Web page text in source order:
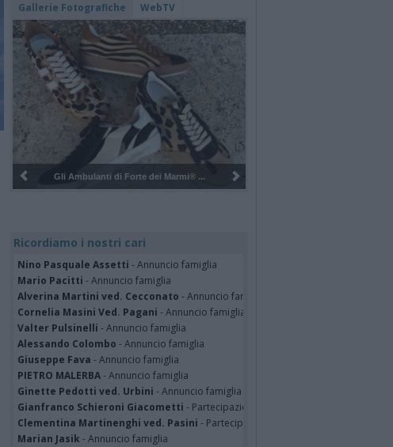
Gallerie Fotografiche WebTV
Pulizia del bosco del Rugareto a ...
Ricordiamo i nostri cari
Nino Pasquale Assetti - Annuncio famiglia
Mario Pacitti - Annuncio famiglia
Alverina Martini ved. Cecconato - Annuncio famiglia
Cornelia Masini Ved. Pagani - Annuncio famiglia
Valter Pulsinelli - Annuncio famiglia
Alessando Colombo - Annuncio famiglia
Giuseppe Fava - Annuncio famiglia
PIETRO MALERBA- Annuncio famiglia
Ginette Pedotti ved. Urbini - Annuncio famiglia
Gianfranco Schieroni Giacometti - Partecipazione
Clementina Martinenghi ved. Pasini - Partecipazione
Marian Jasik - Annuncio famiglia